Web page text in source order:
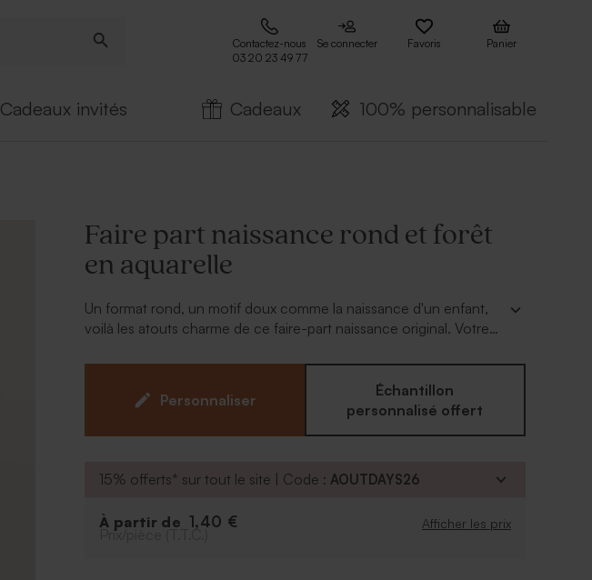
Contactez-nous
03 20 23 49 77
Se connecter Favoris Panier
Cadeaux invités Cadeaux 100% personnalisable
Faire part naissance rond et forêt
en aquarelle
Un format rond, un motif doux comme la naissance d'un enfant,
voilà les atouts charme de ce faire-part naissance original. Votre
Personnaliser
Échantillon
personnalisé offert
15% offerts* sur tout le site | Code :AOUTDAYS26
À partir de 1,40 € Afficher les prix
Prix/pièce (T.T.C.)